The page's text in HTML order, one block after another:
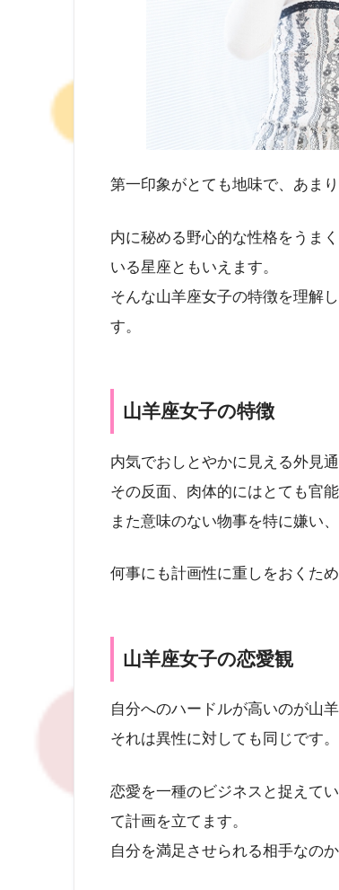
第一印象がとても地味で、あま
内に秘める野心的な性格をうま
いる星座ともいえます。
そんな山羊座女子の特徴を理解
す。
山羊座女子の特徴
内気でおしとやかに見える外見
その反面、肉体的にはとても官
また意味のない物事を特に嫌い
何事にも計画性に重しをおくた
山羊座女子の恋愛観
自分へのハードルが高いのが山
それは異性に対しても同じです。
恋愛を一種のビジネスと捉えて
て計画を立てます。
自分を満足させられる相手なの